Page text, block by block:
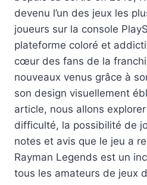
devenu l’un des jeux les
joueurs sur la console
plateforme coloré et
cœur des fans de la
nouveaux venus grâce à
son design visuellement
article, nous allons
difficulté, la possibilité de
notes et avis que le jeu a
Rayman Legends est un
tous les amateurs de jeux